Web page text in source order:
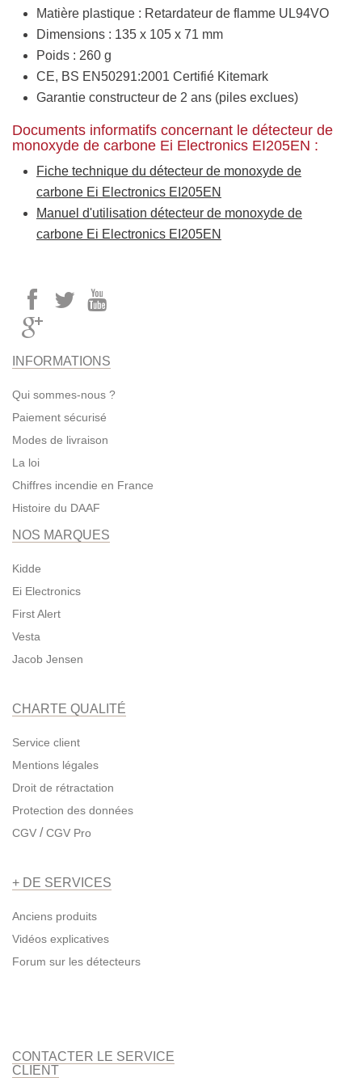
Matière plastique : Retardateur de flamme UL94VO
Dimensions : 135 x 105 x 71 mm
Poids : 260 g
CE, BS EN50291:2001 Certifié Kitemark
Garantie constructeur de 2 ans (piles exclues)
Documents informatifs concernant le détecteur de
monoxyde de carbone Ei Electronics EI205EN :
Fiche technique du détecteur de monoxyde de
carbone Ei Electronics EI205EN
Manuel d'utilisation détecteur de monoxyde de
carbone Ei Electronics EI205EN
INFORMATIONS
Qui sommes-nous ?
Paiement sécurisé
Modes de livraison
La loi
Chiffres incendie en France
Histoire du DAAF
NOS MARQUES
Kidde
Ei Electronics
First Alert
Vesta
Jacob Jensen
CHARTE QUALITÉ
Service client
Mentions légales
Droit de rétractation
Protection des données
CGV /CGV Pro
+ DE SERVICES
Anciens produits
Vidéos explicatives
Forum sur les détecteurs
CONTACTER LE SERVICE
CLIENT